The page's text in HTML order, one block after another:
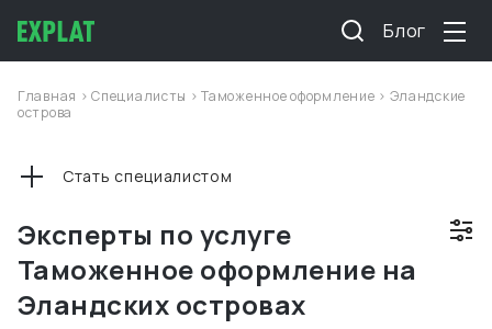
Блог
Главная >Специалисты >Таможенное оформление > Эландские
острова
Эксперты по услуге
Таможенное оформление на
Эландских островах
Стать специалистом